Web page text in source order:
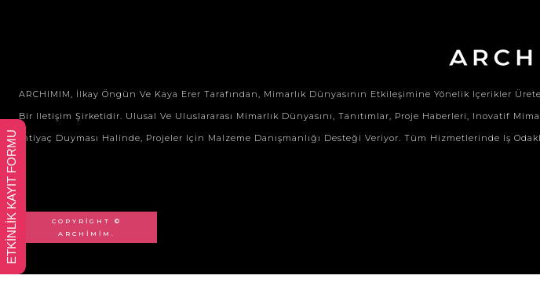
ARCHIMIM, İlkay Öngün Ve Kaya Erer Tarafından, Mimarlık Dünyasının Etkileşimine Yönelik Içerikler
Bir Iletişim Şirketidir. Ulusal Ve Uluslararası Mimarlık Dünyasını, Tanıtımlar, Proje Haberleri, Inovatif
Ihtiyaç Duyması Halinde, Projeler Için Malzeme Danışmanlığı Desteği Veriyor. Tüm Hizmetlerinde Iş
COPYRIGHT ©
ARCHIMIM.
ETKİNLİK KAYIT FORMU